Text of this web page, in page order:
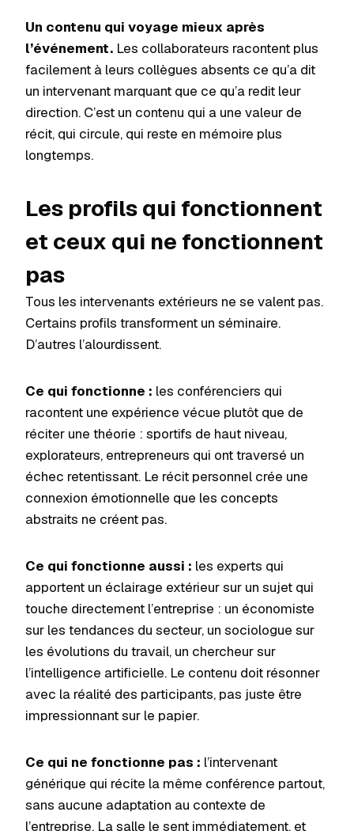
Un contenu qui voyage mieux après
l’événement. Les collaborateurs racontent plus
facilement à leurs collègues absents ce qu’a dit
un intervenant marquant que ce qu’a redit leur
direction. C’est un contenu qui a une valeur de
récit, qui circule, qui reste en mémoire plus
longtemps.
Les profils qui fonctionnent
et ceux qui ne fonctionnent
pas
Tous les intervenants extérieurs ne se valent pas.
Certains profils transforment un séminaire.
D’autres l’alourdissent.
Ce qui fonctionne : les conférenciers qui
racontent une expérience vécue plutôt que de
réciter une théorie : sportifs de haut niveau,
explorateurs, entrepreneurs qui ont traversé un
échec retentissant. Le récit personnel crée une
connexion émotionnelle que les concepts
abstraits ne créent pas.
Ce qui fonctionne aussi : les experts qui
apportent un éclairage extérieur sur un sujet qui
touche directement l’entreprise : un économiste
sur les tendances du secteur, un sociologue sur
les évolutions du travail, un chercheur sur
l’intelligence artificielle. Le contenu doit résonner
avec la réalité des participants, pas juste être
impressionnant sur le papier.
Ce qui ne fonctionne pas : l’intervenant
générique qui récite la même conférence partout,
sans aucune adaptation au contexte de
l’entreprise. La salle le sent immédiatement, et